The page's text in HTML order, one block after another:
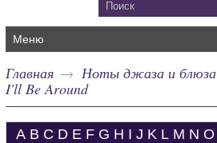
Меню
Главная
Ноты джаза и блюза
I'll Be Around
A B C D E F G H I J K L M N O